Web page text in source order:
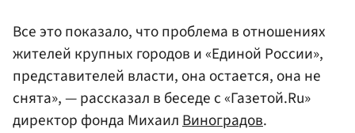
Все это показало, что проблема в отношениях
жителей крупных городов и «Единой России»,
представителей власти, она остается, она не
снята», — рассказал в беседе с «Газетой.Ru»
директор фонда МихаилВиноградов.